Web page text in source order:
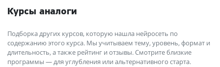
Курсы аналоги
Подборка других курсов, которую нашла нейросеть по
содержанию этого курса. Мы учитываем тему, уровень, формат и
длительность, а также рейтинг и отзывы. Смотрите близкие
программы — для углубления или альтернативного старта.